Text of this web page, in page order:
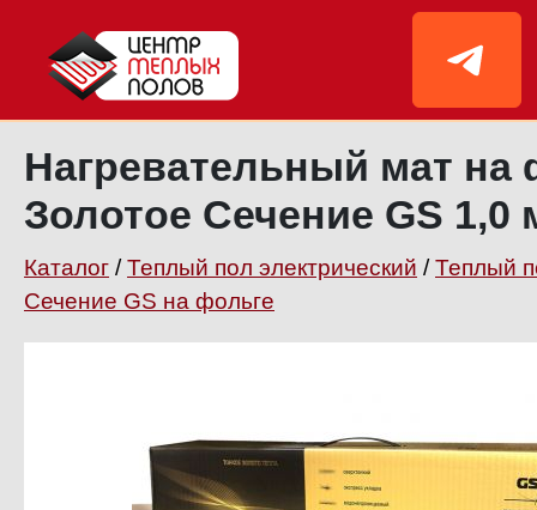
Нагревательный мат на
Золотое Сечение GS 1,0
Каталог /Теплый пол электрический /Теплый
Сечение GS на фольге